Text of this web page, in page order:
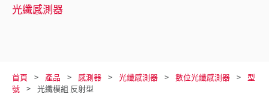
光纖感測器
首頁 產品 感測器 光纖感測器 數位光纖感測器
型
號
光纖模組 反射型